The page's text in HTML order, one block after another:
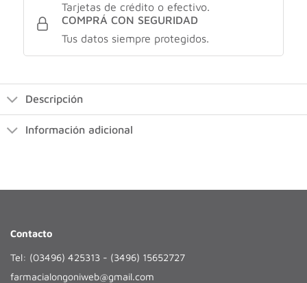
Tarjetas de crédito o efectivo.
COMPRÁ CON SEGURIDAD
Tus datos siempre protegidos.
Descripción
Información adicional
Contacto
Tel: (03496) 425313 - (3496) 15652727
farmacialongoniweb@gmail.com